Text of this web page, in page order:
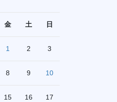
金 土 日
1 2 3
8 9 10
15 16 17